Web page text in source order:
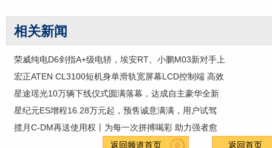
相关新闻
荣威纯电D6剑指A+级电轿，埃安RT、小鹏M03新对手上
宏正ATEN CL3100短机身单滑轨宽屏幕LCD控制端 高效
星途瑶光10万辆下线仪式圆满落幕，达成自主豪华全新
星纪元ES增程16.28万元起，预售诚意满满，用户试驾
揽月C-DM再送使用权丨为每一次拼搏喝彩 助力强者愈
返回频道首页
返回首页